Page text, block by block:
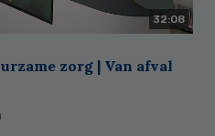
32:08
zorg | Van afval